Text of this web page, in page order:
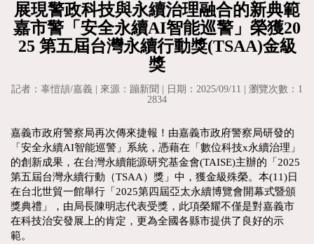
展現警政科技與永續治理融合的新典範
嘉市警「安全永續AI智能巡警」榮獲20
25 第五屆台灣永續行動獎(TSAA)金級
獎
記者：辜愷頡/嘉義 | 來源：蹦新聞 | 日期：2025/09/11 | 瀏覽次數：1
2834
嘉義市政府警察局再次傳來捷報！由嘉義市政府警察局研發的
「安全永續AI智能巡警」系統，憑藉在「數位科技x永續治理」
的創新成果，在台灣永續能源研究基金會(TAISE)主辦的「2025
第五屆台灣永續行動（TSAA）獎」中，獲金級殊榮。本(11)日
在台北世貿一館舉行「2025第四屆亞太永續博覽會開幕式暨頒
獎典禮」，由局長陳明志代表受獎，此項榮耀不僅是對嘉義市
在科技治安發展上的肯定，更為全國各縣市提供了良好的示
範。